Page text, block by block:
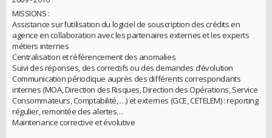
MISSIONS :
Assistance sur l’utilisation du logiciel de souscription des crédits en
agence en collaboration avec les partenaires externes et les experts
métiers internes
Centralisation et référencement des anomalies
Suivi des réponses, des correctifs ou des demandes d’évolution
Communication périodique auprès des différents correspondants
internes (MOA, Direction des Risques, Direction des Opérations, Service
Consommateurs, Comptabilité, …) et externes (GCE, CETELEM) : reporting
régulier, remontée des alertes…
Maintenance corrective et évolutive